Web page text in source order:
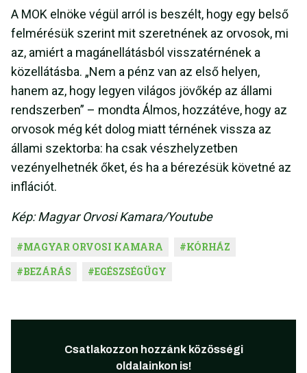
A MOK elnöke végül arról is beszélt, hogy egy belső
felmérésük szerint mit szeretnének az orvosok, mi
az, amiért a magánellátásból visszatérnének a
közellátásba. „Nem a pénz van az első helyen,
hanem az, hogy legyen világos jövőkép az állami
rendszerben” – mondta Álmos, hozzátéve, hogy az
orvosok még két dolog miatt térnének vissza az
állami szektorba: ha csak vészhelyzetben
vezényelhetnék őket, és ha a bérezésük követné az
inflációt.
Kép: Magyar Orvosi Kamara/Youtube
#MAGYAR ORVOSI KAMARA #KÓRHÁZ
#BEZÁRÁS #EGÉSZSÉGÜGY
Csatlakozzon hozzánk közösségi
oldalainkon is!